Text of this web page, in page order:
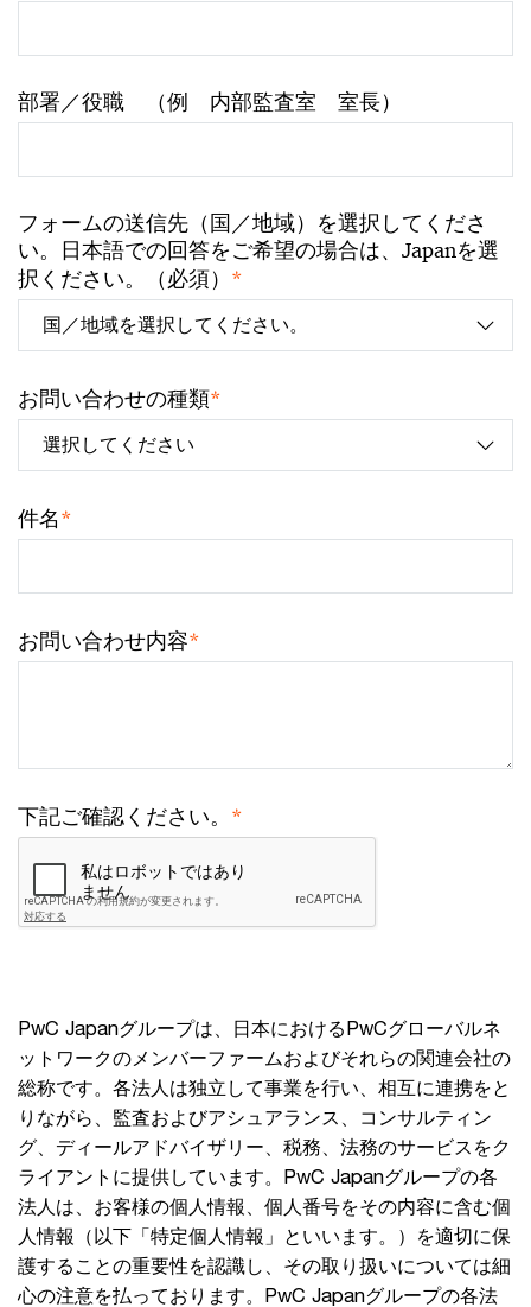
部署／役職 （例 内部監査室 室長）
フォームの送信先（国／地域）を選択してくださ
い。日本語での回答をご希望の場合は、Japanを選
択ください。（必須） *
お問い合わせの種類*
件名*
お問い合わせ内容*
下記ご確認ください。 *
PwC Japanグループは、日本におけるPwCグローバルネ
ットワークのメンバーファームおよびそれらの関連会社の
総称です。各法人は独立して事業を行い、相互に連携をと
りながら、監査およびアシュアランス、コンサルティン
グ、ディールアドバイザリー、税務、法務のサービスをク
ライアントに提供しています。PwC Japanグループの各
法人は、お客様の個人情報、個人番号をその内容に含む個
人情報（以下「特定個人情報」といいます。）を適切に保
護することの重要性を認識し、その取り扱いについては細
心の注意を払っております。PwC Japanグループの各法